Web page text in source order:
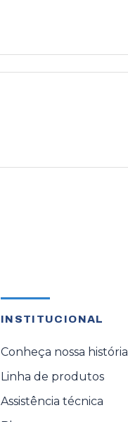
INSTITUCIONAL
Conheça nossa história
Linha de produtos
Assistência técnica